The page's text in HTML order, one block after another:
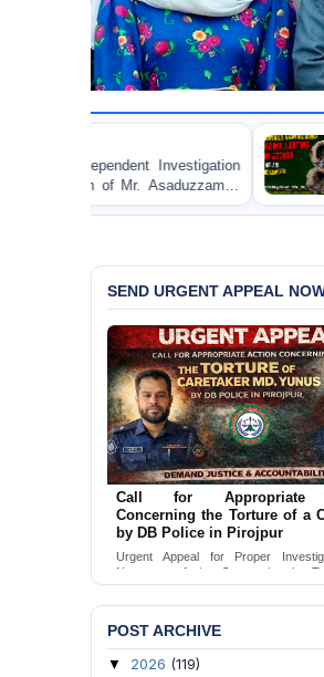
POLITICAL VIOLENCE
BANGLADESH ALERT:
Bulldozing, Looting, and
an Awami League Leader
SEND URGENT APPEAL
Ensure Immediate
Detained Lesbian Young
Jamalpur
Urgent appeal for legal protection and
safeguards for two detained
women in Jamalpur.
POST ARCHIVE
▼ 2026 (119)